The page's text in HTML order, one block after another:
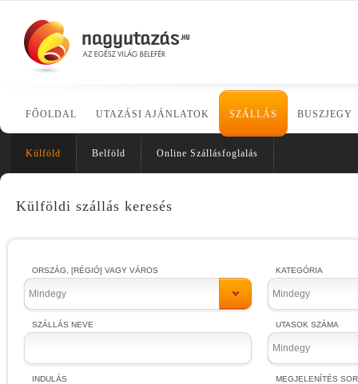
FŐOLDAL UTAZÁSI AJÁNLATOK SZÁLLÁS BUSZJEGY
Külföld Belföld Online Szállásfoglalás
Külföldi szállás keresés
ORSZÁG, [RÉGIÓ] VAGY VÁROS
Mindegy
SZÁLLÁS NEVE
INDULÁS
KATEGÓRIA
Mindegy
UTASOK SZÁMA
Mindegy
MEGJELENÍTÉS